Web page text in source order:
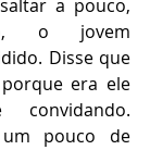
a pouco,
o jovem
Disse que
era ele
pouco de